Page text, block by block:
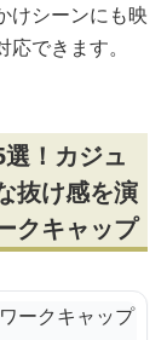
けシーンにも映
できます。
！カジュ
抜け感を演
クキャップ